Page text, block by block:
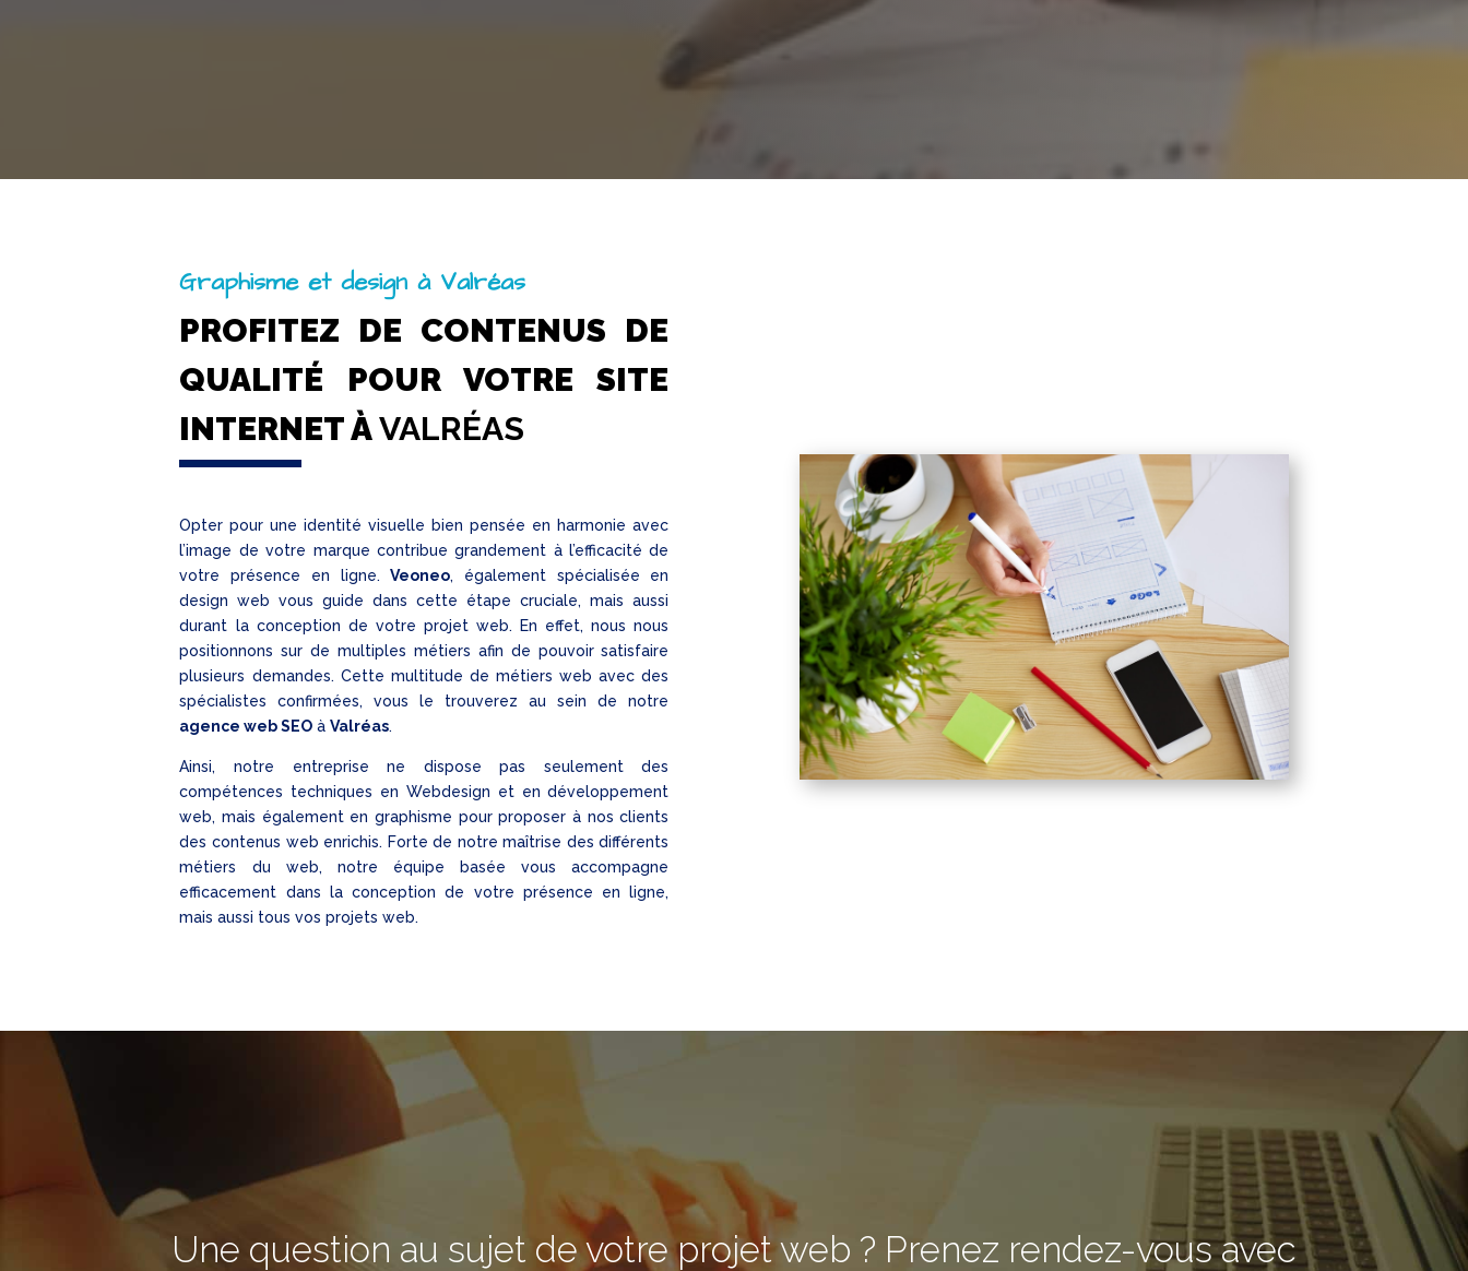
Graphisme et design à Valréas
PROFITEZ DE CONTENUS DE
QUALITÉ POUR VOTRE SITE
INTERNET ÀVALRÉAS
Opter pour une identité visuelle bien pensée en harmonie avec
l’image de votre marque contribue grandement à l’efficacité de
votre présence en ligne.Veoneo, également spécialisée en
design web vous guide dans cette étape cruciale, mais aussi
durant la conception de votre projet web. En effet, nous nous
positionnons sur de multiples métiers afin de pouvoir satisfaire
plusieurs demandes. Cette multitude de métiers web avec des
spécialistes confirmées, vous le trouverez au sein de notre
agence web SEO àValréas.
Ainsi, notre entreprise ne dispose pas seulement des
compétences techniques en Webdesign et en développement
web, mais également en graphisme pour proposer à nos clients
des contenus web enrichis. Forte de notre maîtrise des différents
métiers du web, notre équipe basée vous accompagne
efficacement dans la conception de votre présence en ligne,
mais aussi tous vos projets web.
Une question au sujet de votre projet web ? Prenez rendez-vous avec